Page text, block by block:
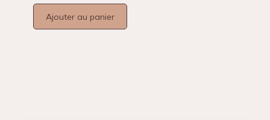
Ajouter au panier